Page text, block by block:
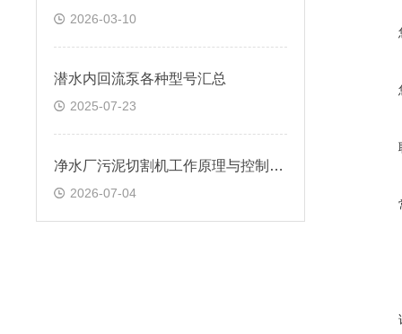
2026-03-10
潜水内回流泵各种型号汇总
2025-07-23
净水厂污泥切割机工作原理与控制方式
2026-07-04